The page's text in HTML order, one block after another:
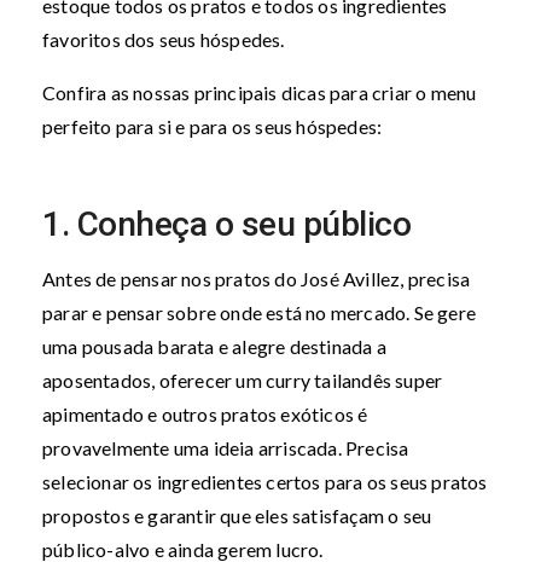
estoque todos os pratos e todos os ingredientes
favoritos dos seus hóspedes.
Confira as nossas principais dicas para criar o menu
perfeito para si e para os seus hóspedes:
1. Conheça o seu público
Antes de pensar nos pratos do José Avillez, precisa
parar e pensar sobre onde está no mercado. Se gere
uma pousada barata e alegre destinada a
aposentados, oferecer um curry tailandês super
apimentado e outros pratos exóticos é
provavelmente uma ideia arriscada. Precisa
selecionar os ingredientes certos para os seus pratos
propostos e garantir que eles satisfaçam o seu
público-alvo e ainda gerem lucro.